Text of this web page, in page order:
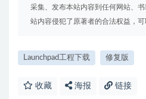
采集、发布本站内容到任何网站、
站内容侵犯了原著者的合法权益，可
Launchpad工程下载 修复版
收藏 海报 链接